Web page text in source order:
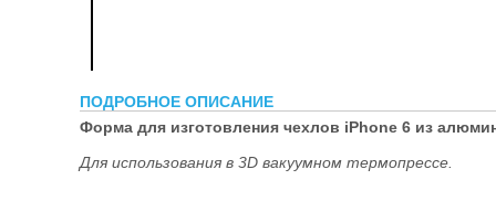
ПОДРОБНОЕ ОПИСАНИЕ
Форма для изготовления чехлов iPhone 6 из
Для использования в 3D вакуумном термопрессе.